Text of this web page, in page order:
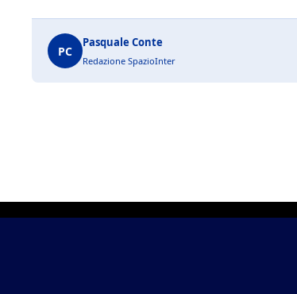
PC
Pasquale Conte
Redazione SpazioInter